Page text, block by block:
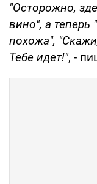
"Осторожно,
вино", а теперь
похожа",
Тебе идет!", -